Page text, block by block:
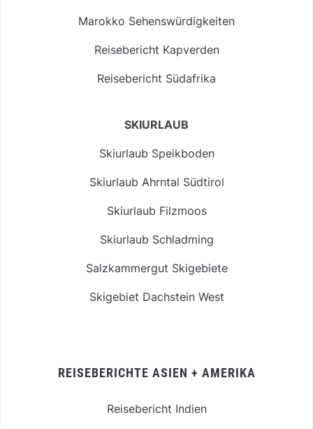
Marokko Sehenswürdigkeiten
Reisebericht Kapverden
Reisebericht Südafrika
SKIURLAUB
Skiurlaub Speikboden
Skiurlaub Ahrntal Südtirol
Skiurlaub Filzmoos
Skiurlaub Schladming
Salzkammergut Skigebiete
Skigebiet Dachstein West
REISEBERICHTE ASIEN + AMERIKA
Reisebericht Indien